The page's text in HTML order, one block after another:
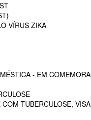
VÍRUS ZIKA
- EM
TUBERCULOSE,